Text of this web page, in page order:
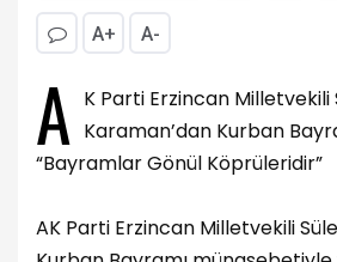
A+ A-
A K Parti Erzincan Milletvekili
Karaman’dan Kurban
“Bayramlar Gönül Köprüleridir”
AK Parti Erzincan Milletvekili